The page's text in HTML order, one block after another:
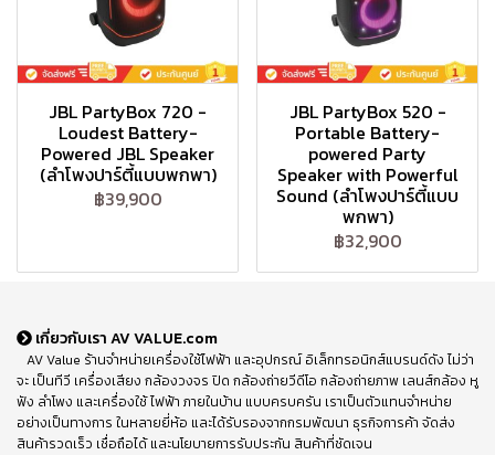
JBL PartyBox 720 -
Loudest Battery-
Powered JBL Speaker
(ลำโพงปาร์ตี้แบบพกพา)
฿39,900
JBL PartyBox 520 -
Portable Battery-
powered Party
Speaker with Powerful
Sound (ลำโพงปาร์ตี้แบบ
พกพา)
฿32,900
เกี่ยวกับเรา AV VALUE.com
AV Value ร้านจำหน่ายเครื่องใช้ไฟฟ้า และอุปกรณ์ อิเล็กทรอนิกส์แบรนด์ดัง ไม่ว่า
จะ เป็นทีวี เครื่องเสียง กล้องวงจร ปิด กล้องถ่ายวีดีโอ กล้องถ่ายภาพ เลนส์กล้อง หู
ฟัง ลำโพง และเครื่องใช้ ไฟฟ้า ภายในบ้าน แบบครบครัน เราเป็นตัวแทนจำหน่าย
อย่างเป็นทางการ ในหลายยี่ห้อ และได้รับรองจากกรมพัฒนา ธุรกิจการค้า จัดส่ง
สินค้ารวดเร็ว เชื่อถือได้ และนโยบายการรับประกัน สินค้าที่ชัดเจน